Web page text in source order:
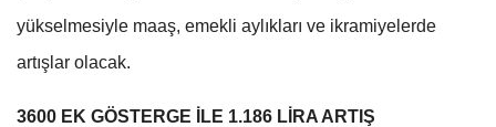
yükselmesiyle maaş, emekli aylıkları ve ikramiyelerde
artışlar olacak.
3600 EK GÖSTERGE İLE 1.186 LİRA ARTIŞ